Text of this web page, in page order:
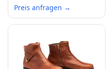
Preis anfragen →